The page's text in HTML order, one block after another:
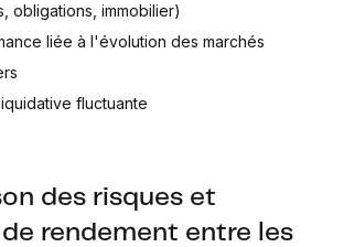
obligations, immobilier)
liée à l'évolution des marchés
fluctuante
des risques et
rendement entre les